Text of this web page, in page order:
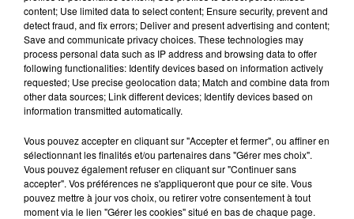
FIL D'ACTU
content; Use limited data to select content; Ensure security, prevent and
detect fraud, and fix errors; Deliver and present advertising and content;
Save and communicate privacy choices. These technologies may
process personal data such as IP address and browsing data to offer
following functionalities: Identify devices based on information actively
requested; Use precise geolocation data; Match and combine data from
other data sources; Link different devices; Identify devices based on
information transmitted automatically.
Vous pouvez accepter en cliquant sur "Accepter et fermer", ou affiner en
sélectionnant les finalités et/ou partenaires dans "Gérer mes choix".
Vous pouvez également refuser en cliquant sur "Continuer sans
accepter". Vos préférences ne s'appliqueront que pour ce site. Vous
pouvez mettre à jour vos choix, ou retirer votre consentement à tout
moment via le lien "Gérer les cookies" situé en bas de chaque page.